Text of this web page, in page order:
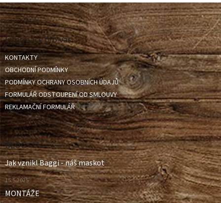
Z
á
p
a
t
í
Informace pro vás
KONTAKTY
OBCHODNÍ PODMÍNKY
PODMÍNKY OCHRANY OSOBNÍCH ÚDAJŮ
FORMULÁŘ ODSTOUPENÍ OD SMLOUVY
REKLAMAČNÍ FORMULÁŘ
BLOG
Jak vznikl Baggi - náš maskot
15.5.2025
MONTÁŽE